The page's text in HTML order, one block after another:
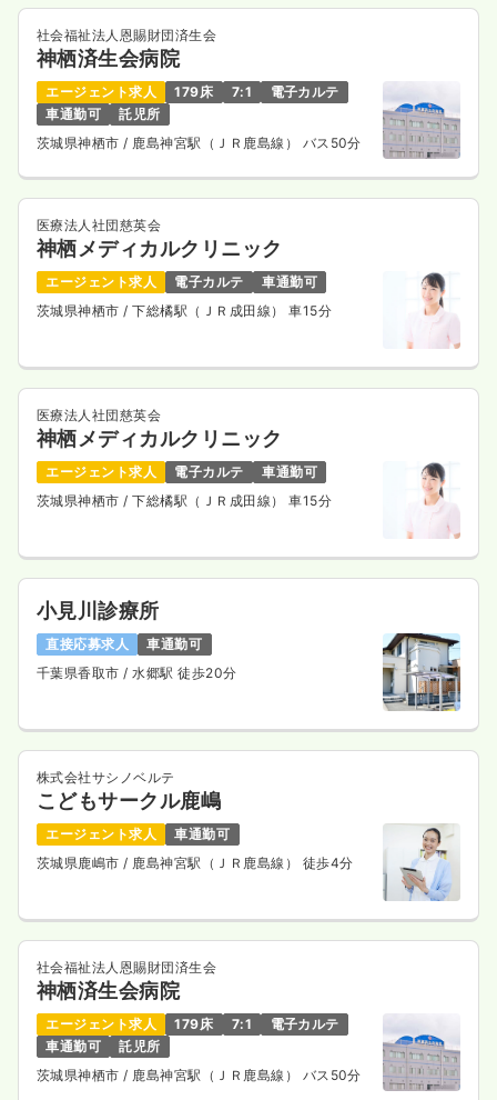
日祝休み
ブランク可 新卒可
第二新卒可
月給32万円以上可
気になる 詳細を見る
透析正・准看護師 一般病院
日勤のみ（常勤）
給与 22.4万円〜/月 賞与3.5ヶ月
※一例
時間 7:00～17:00
気になる 詳細を見る
オペ室(手術室)正・准看護師 一般病院
※一例
時間 8:30～17:30（休憩60分）
4週8休以上
ブランク可 新卒可
月給25万円以上可
気になる 詳細を見る
日勤のみ（パート）
給与 時給1,550円〜
ブランク可
新卒可 第二新卒可 時給1,500円以上可
気になる
病棟助産師 一般病院
社会福祉法人恩賜財団済生会
神栖済生会病院
エージェント求人 179床 7:1
電子カルテ
車通勤可
託児所
茨城県神栖市/ 鹿島神宮駅（ＪＲ鹿島線） バス50分
医療法人社団慈英会
神栖メディカルクリニック
エージェント求人 電子カルテ
車通勤可
茨城県神栖市/ 下総橘駅（ＪＲ成田線） 車15分
医療法人社団慈英会
神栖メディカルクリニック
エージェント求人 電子カルテ
車通勤可
茨城県神栖市/ 下総橘駅（ＪＲ成田線） 車15分
小見川診療所
直接応募求人
車通勤可
千葉県香取市/ 水郷駅 徒歩20分
株式会社サシノベルテ
こどもサークル鹿嶋
エージェント求人
車通勤可
茨城県鹿嶋市/ 鹿島神宮駅（ＪＲ鹿島線） 徒歩4分
社会福祉法人恩賜財団済生会
神栖済生会病院
エージェント求人 179床 7:1
電子カルテ
車通勤可
託児所
茨城県神栖市/ 鹿島神宮駅（ＪＲ鹿島線） バス50分